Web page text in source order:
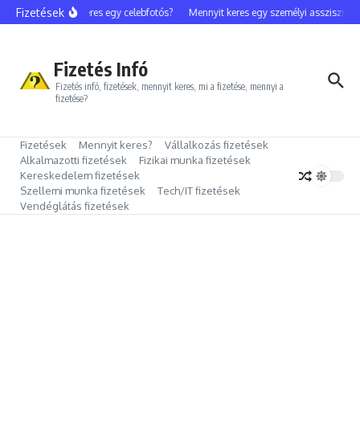
Ugrás a tartalomhoz
Fizetések
Mennyit keres egy celebfotós? Mennyit keres egy személyi asszisztens?
Fizetés Infó
Fizetés infó, fizetések, mennyit keres, mi a fizetése, mennyi a
fizetése?
Fizetések Mennyit keres?
Vállalkozás fizetések
Alkalmazotti fizetések
Fizikai munka fizetések
Kereskedelem fizetések
Szellemi munka fizetések
Tech/IT fizetések
Vendéglátás fizetések